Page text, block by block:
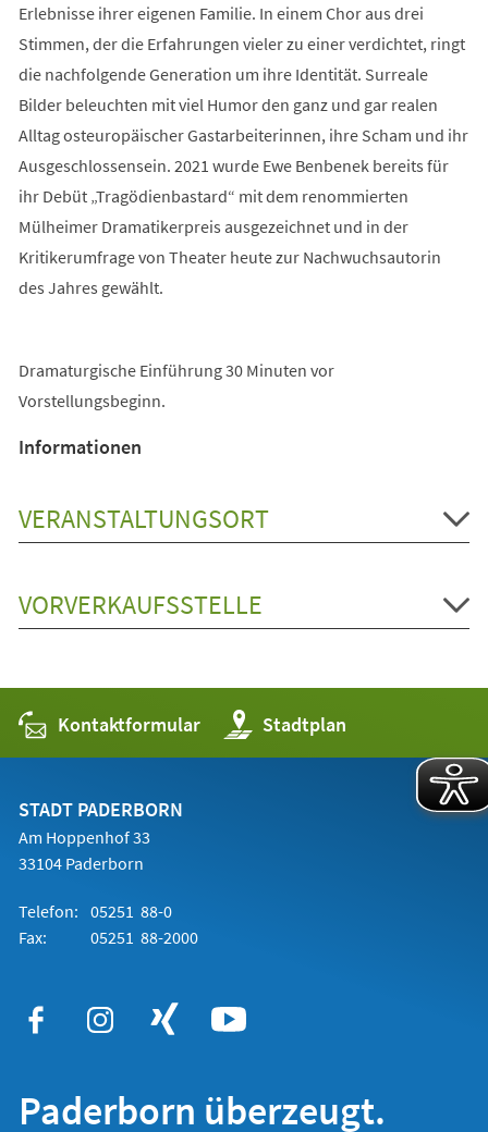
Erlebnisse ihrer eigenen Familie. In einem Chor aus drei
Stimmen, der die Erfahrungen vieler zu einer verdichtet, ringt
die nachfolgende Generation um ihre Identität. Surreale
Bilder beleuchten mit viel Humor den ganz und gar realen
Alltag osteuropäischer Gastarbeiterinnen, ihre Scham und ihr
Ausgeschlossensein. 2021 wurde Ewe Benbenek bereits für
ihr Debüt „Tragödienbastard“ mit dem renommierten
Mülheimer Dramatikerpreis ausgezeichnet und in der
Kritikerumfrage von Theater heute zur Nachwuchsautorin
des Jahres gewählt.
Dramaturgische Einführung 30 Minuten vor
Vorstellungsbeginn.
Informationen
VERANSTALTUNGSORT
VORVERKAUFSSTELLE
Kontaktformular Stadtplan
(Öffnet
in
einem
STADT PADERBORN
Am Hoppenhof 33
33104 Paderborn
Telefon: 05251 88-0
Fax:
05251 88-2000
Paderborn überzeugt.